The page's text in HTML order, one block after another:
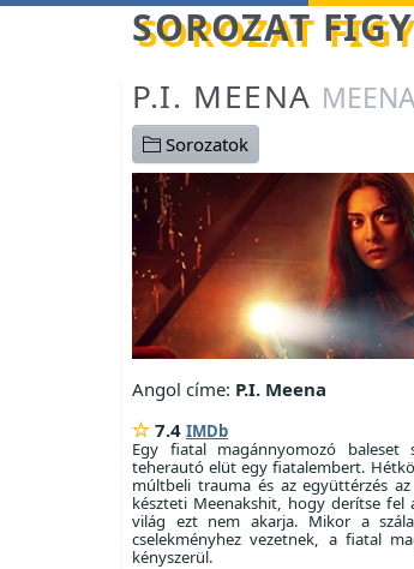
Betöltés... SOROZAT
P.I. MEENA
Sorozatok
Angol címe: P.I. Meena
7.4 IMDb
Egy fiatal magánnyomozó baleset
teherautó elüt egy fiatalembert.
múltbeli trauma és az együttérzés
készteti Meenakshit, hogy derítse
világ ezt nem akarja. Mikor a
cselekményhez vezetnek, a fiatal
kényszerül.